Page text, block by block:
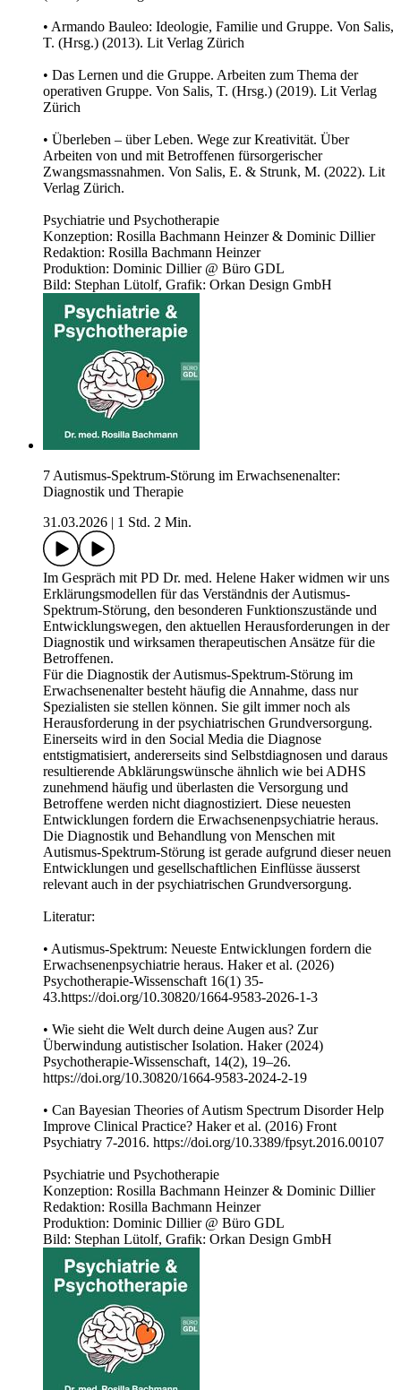
• Armando Bauleo: Ideologie, Familie und Gruppe. Von Salis,
T. (Hrsg.) (2013). Lit Verlag Zürich
• Das Lernen und die Gruppe. Arbeiten zum Thema der
operativen Gruppe. Von Salis, T. (Hrsg.) (2019). Lit Verlag
Zürich
• Überleben – über Leben. Wege zur Kreativität. Über
Arbeiten von und mit Betroffenen fürsorgerischer
Zwangsmassnahmen. Von Salis, E. & Strunk, M. (2022). Lit
Verlag Zürich.
Psychiatrie und Psychotherapie
Konzeption: Rosilla Bachmann Heinzer & Dominic Dillier
Redaktion: Rosilla Bachmann Heinzer
Produktion: Dominic Dillier @ Büro GDL
Bild: Stephan Lütolf, Grafik: Orkan Design GmbH
7 Autismus-Spektrum-Störung im Erwachsenenalter:
Diagnostik und Therapie
31.03.2026
1 Std. 2 Min.
Im Gespräch mit PD Dr. med. Helene Haker widmen wir uns
Erklärungsmodellen für das Verständnis der Autismus-
Spektrum-Störung, den besonderen Funktionszustände und
Entwicklungswegen, den aktuellen Herausforderungen in der
Diagnostik und wirksamen therapeutischen Ansätze für die
Betroffenen.
Für die Diagnostik der Autismus-Spektrum-Störung im
Erwachsenenalter besteht häufig die Annahme, dass nur
Spezialisten sie stellen können. Sie gilt immer noch als
Herausforderung in der psychiatrischen Grundversorgung.
Einerseits wird in den Social Media die Diagnose
entstigmatisiert, andererseits sind Selbstdiagnosen und daraus
resultierende Abklärungswünsche ähnlich wie bei ADHS
zunehmend häufig und überlasten die Versorgung und
Betroffene werden nicht diagnostiziert. Diese neuesten
Entwicklungen fordern die Erwachsenenpsychiatrie heraus.
Die Diagnostik und Behandlung von Menschen mit
Autismus-Spektrum-Störung ist gerade aufgrund dieser neuen
Entwicklungen und gesellschaftlichen Einflüsse äusserst
relevant auch in der psychiatrischen Grundversorgung.
Literatur:
• Autismus-Spektrum: Neueste Entwicklungen fordern die
Erwachsenenpsychiatrie heraus. Haker et al. (2026)
Psychotherapie-Wissenschaft 16(1) 35-
43.https://doi.org/10.30820/1664-9583-2026-1-3
• Wie sieht die Welt durch deine Augen aus? Zur
Überwindung autistischer Isolation. Haker (2024)
Psychotherapie-Wissenschaft, 14(2), 19–26.
https://doi.org/10.30820/1664-9583-2024-2-19
• Can Bayesian Theories of Autism Spectrum Disorder Help
Improve Clinical Practice? Haker et al. (2016) Front
Psychiatry 7-2016. https://doi.org/10.3389/fpsyt.2016.00107
Psychiatrie und Psychotherapie
Konzeption: Rosilla Bachmann Heinzer & Dominic Dillier
Redaktion: Rosilla Bachmann Heinzer
Produktion: Dominic Dillier @ Büro GDL
Bild: Stephan Lütolf, Grafik: Orkan Design GmbH